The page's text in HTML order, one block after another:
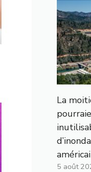
La
5 août